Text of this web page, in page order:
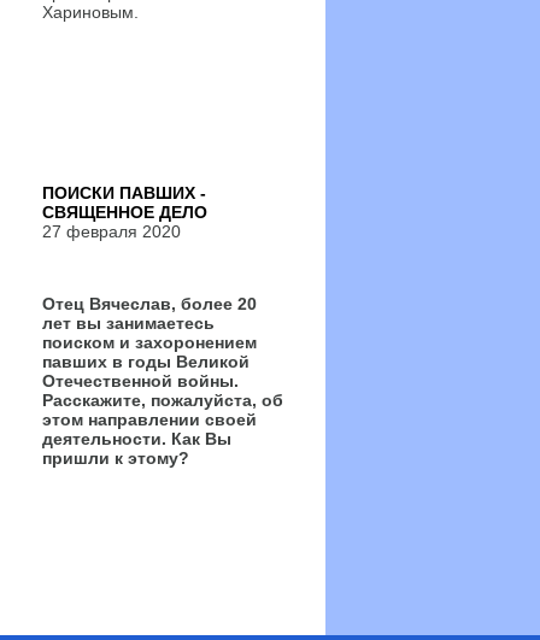
Хариновым.
ПОИСКИ ПАВШИХ -
СВЯЩЕННОЕ ДЕЛО
27 февраля 2020
Отец Вячеслав, более 20
лет вы занимаетесь
поиском и захоронением
павших в годы Великой
Отечественной войны.
Расскажите, пожалуйста, об
этом направлении своей
деятельности. Как Вы
пришли к этому?